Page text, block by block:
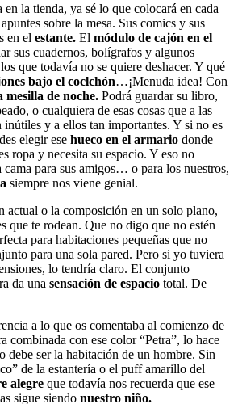
la tienda, ya sé lo que colocará en cada
sobre la mesa. Sus comics y sus
en el estante. El módulo de cajón en el
sus cuadernos, bolígrafos y algunos
que todavía no se quiere deshacer. Y qué
bajo el coclchón…¡Menuda idea! Con
mesilla de noche. Podrá guardar su libro,
o cualquiera de esas cosas que a las
inútiles y a ellos tan importantes. Y si no es
elegir ese hueco en el armario donde
ropa y necesita su espacio. Y eso no
cama para sus amigos… o para los nuestros,
siempre nos viene genial.
actual o la composición en un solo plano,
que te rodean. Que no digo que no estén
para habitaciones pequeñas que no
para una sola pared. Pero si yo tuviera
lo tendría claro. El conjunto
da una sensación de espacio total. De
a lo que os comentaba al comienzo de
combinada con ese color “Petra”, lo hace
debe ser la habitación de un hombre. Sin
de la estantería o el puff amarillo del
alegre que todavía nos recuerda que ese
sigue siendo nuestro niño.